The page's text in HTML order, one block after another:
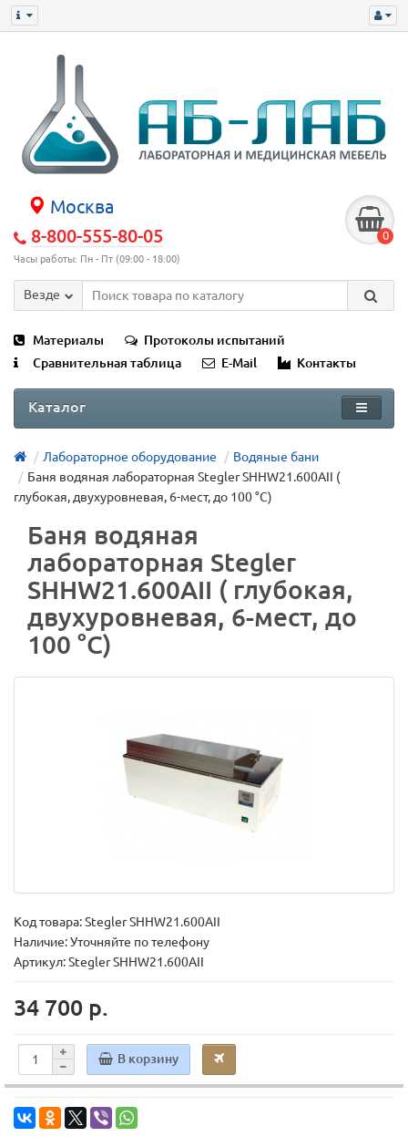
Москва
8-800-555-80-05
Часы работы: Пн - Пт (09:00 - 18:00)
0
Везде
Материалы
Протоколы испытаний
Сравнительная таблица
E-Mail Контакты
Каталог
Лабораторное оборудование
Водяные бани
Баня водяная лабораторная Stegler SHHW21.600AII (
глубокая, двухуровневая, 6-мест, до 100 °С)
Баня водяная
лабораторная Stegler
SHHW21.600AII ( глубокая,
двухуровневая, 6-мест, до
100 °С)
Код товара:Stegler SHHW21.600AII
Наличие: Уточняйте по телефону
Артикул: Stegler SHHW21.600AII
34 700 р.
В корзину